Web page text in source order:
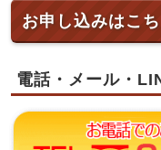
お申し込みはこち
電話・メール・